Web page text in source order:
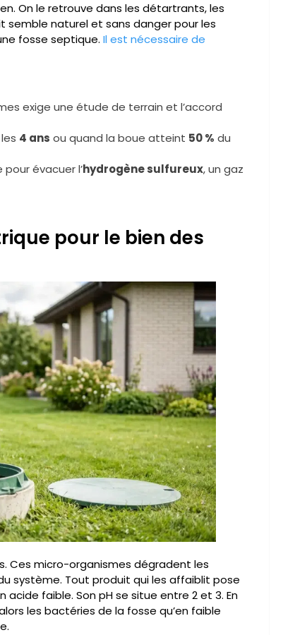
On le retrouve dans les détartrants, les
naturel et sans danger pour les
fosse septique. Il est nécessaire de
exige une étude de terrain et l’accord
4 ans ou quand la boue atteint 50 % du
évacuer l’hydrogène sulfureux, un gaz
pour le bien des
Ces micro-organismes dégradent les
système. Tout produit qui les affaiblit pose
faible. Son pH se situe entre 2 et 3. En
les bactéries de la fosse qu’en faible